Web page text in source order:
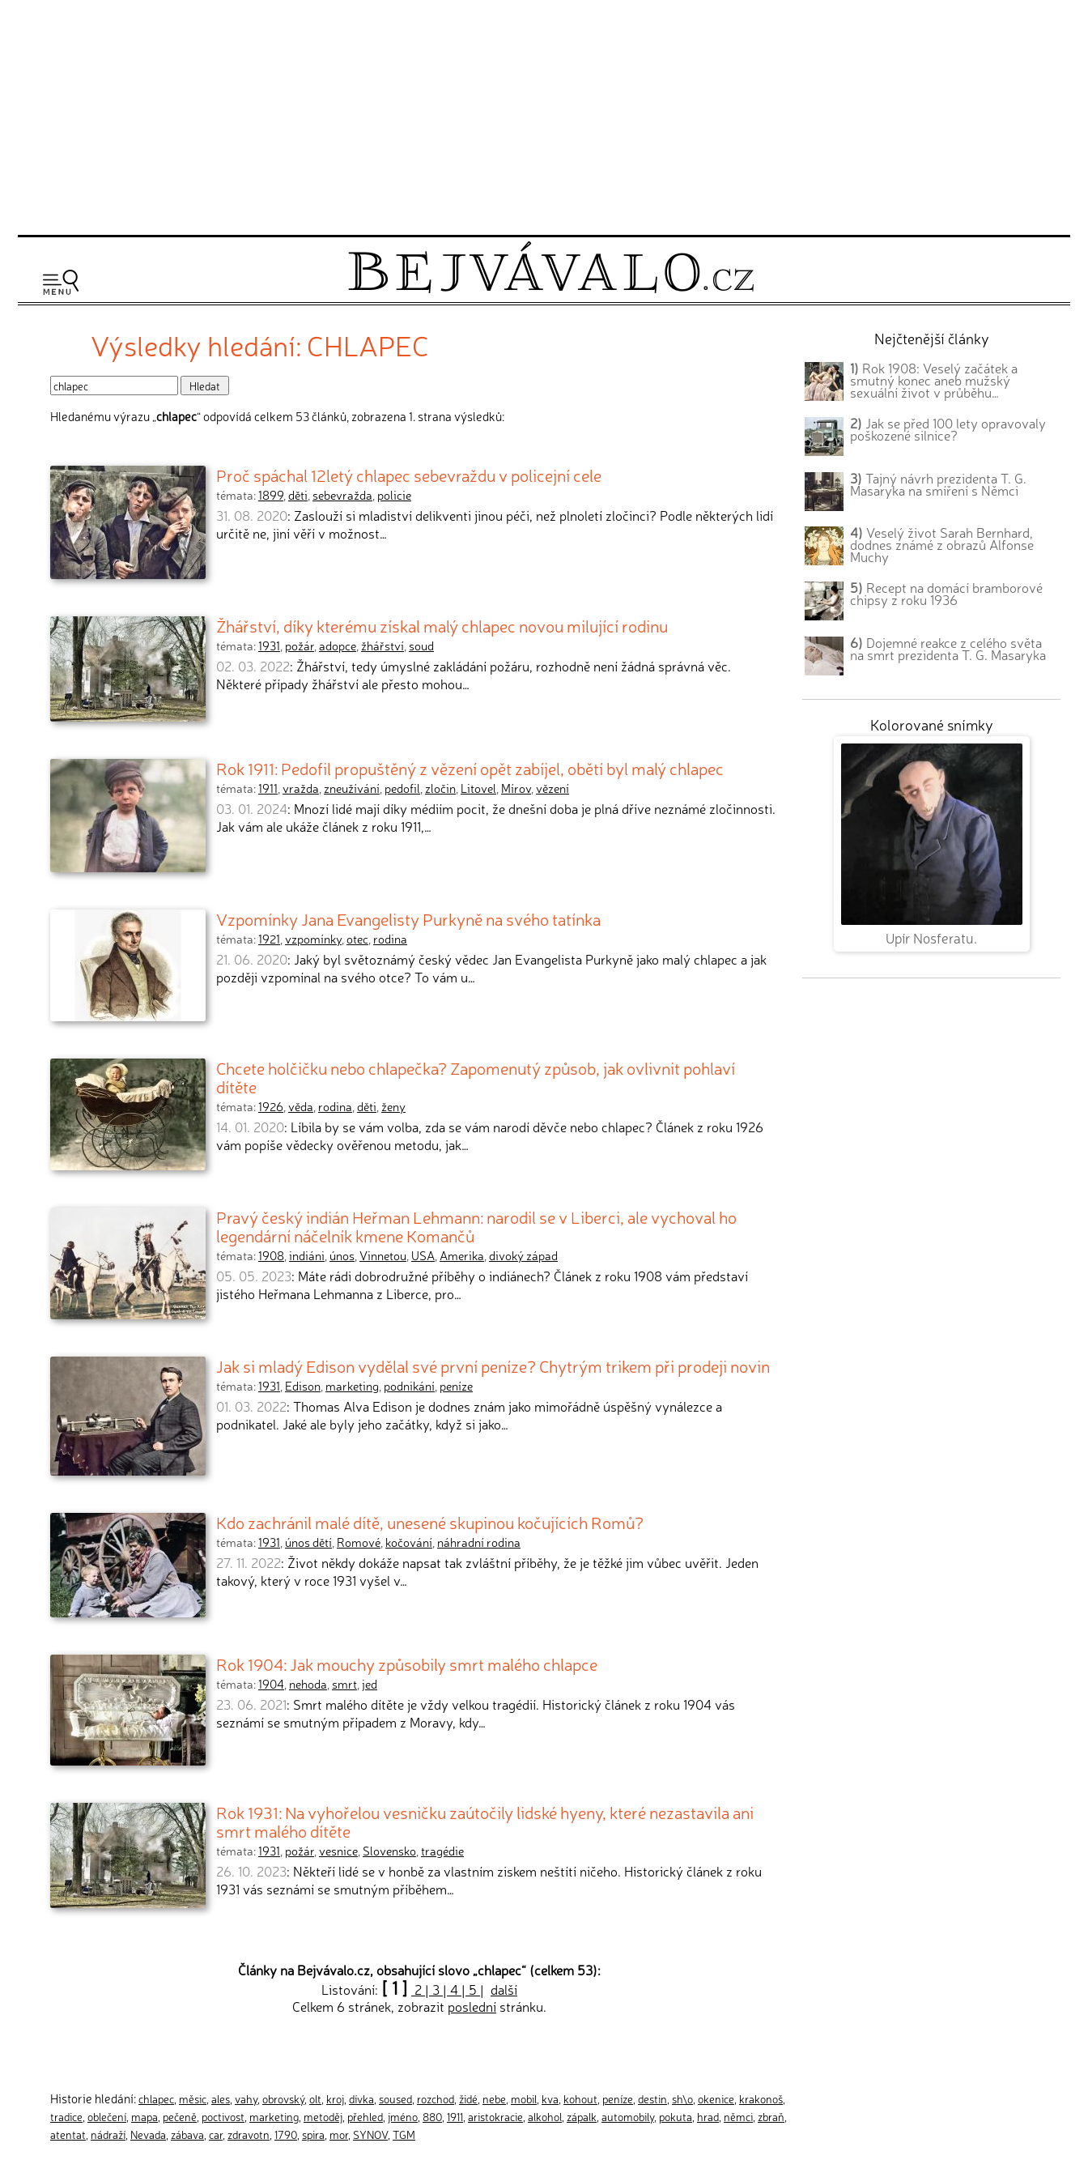
Výsledky hledání: CHLAPEC
Hledanému výrazu „chlapec“ odpovídá celkem 53 článků, zobrazena 1. strana výsledků:
Proč spáchal 12letý chlapec sebevraždu v policejní cele
témata:1899,děti, sebevražda, policie
31. 08. 2020: Zaslouží si mladiství delikventi jinou péči, než plnoletí zločinci? Podle některých lidí
určitě ne, jiní věří v možnost…
Žhářství, díky kterému získal malý chlapec novou milující rodinu
témata:1931, požár,adopce, žhářství, soud
02. 03. 2022: Žhářství, tedy úmyslné zakládání požáru, rozhodně není žádná správná věc.
Některé případy žhářství ale přesto mohou…
Rok 1911: Pedofil propuštěný z vězení opět zabíjel, obětí byl malý chlapec
témata:1911,vražda, zneužívání, pedofil, zločin, Litovel, Mírov,vězení
03. 01. 2024: Mnozí lidé mají díky médiím pocit, že dnešní doba je plná dříve neznámé zločinnosti.
Jak vám ale ukáže článek z roku 1911,…
Vzpomínky Jana Evangelisty Purkyně na svého tatínka
témata:1921,vzpomínky,otec, rodina
21. 06. 2020: Jaký byl světoznámý český vědec Jan Evangelista Purkyně jako malý chlapec a jak
později vzpomínal na svého otce? To vám u…
Chcete holčičku nebo chlapečka? Zapomenutý způsob, jak ovlivnit pohlaví
dítěte
témata:1926,věda, rodina,děti, ženy
14. 01. 2020: Líbila by se vám volba, zda se vám narodí děvče nebo chlapec? Článek z roku 1926
vám popíše vědecky ověřenou metodu, jak…
Pravý český indián Heřman Lehmann: narodil se v Liberci, ale vychoval ho
legendární náčelník kmene Komančů
témata:1908,indiáni, únos,Vinnetou, USA,Amerika,divoký západ
05. 05. 2023: Máte rádi dobrodružné příběhy o indiánech? Článek z roku 1908 vám představí
jistého Heřmana Lehmanna z Liberce, pro…
Jak si mladý Edison vydělal své první peníze? Chytrým trikem při prodeji novin
témata:1931, Edison, marketing, podnikání, peníze
01. 03. 2022: Thomas Alva Edison je dodnes znám jako mimořádně úspěšný vynálezce a
podnikatel. Jaké ale byly jeho začátky, když si jako…
Kdo zachránil malé dítě, unesené skupinou kočujících Romů?
témata:1931, únos dětí, Romové, kočování, náhradní rodina
27. 11. 2022: Život někdy dokáže napsat tak zvláštní příběhy, že je těžké jim vůbec uvěřit. Jeden
takový, který v roce 1931 vyšel v…
Rok 1904: Jak mouchy způsobily smrt malého chlapce
témata:1904, nehoda, smrt,jed
23. 06. 2021: Smrt malého dítěte je vždy velkou tragédií. Historický článek z roku 1904 vás
seznámí se smutným případem z Moravy, kdy…
Rok 1931: Na vyhořelou vesničku zaútočily lidské hyeny, které nezastavila ani
smrt malého dítěte
témata:1931, požár,vesnice, Slovensko,tragédie
26. 10. 2023: Někteří lidé se v honbě za vlastním ziskem neštítí ničeho. Historický článek z roku
1931 vás seznámí se smutným příběhem…
Články na Bejvávalo.cz, obsahující slovo „chlapec“ (celkem 53):
Listování: [ 1 ] 2 | 3 | 4 | 5 | další
Celkem 6 stránek, zobrazit poslední stránku.
Historie hledání:chlapec měsic ales vahy, obrovský, olt kroj dívka soused rozchod židé nebe mobil kva kohout peníze destin sh\o okenice krakonoš
tradice oblečení mapa pečeně poctivost marketing metoděj přehled jméno 880 1911 aristokracie alkohol zápalk automobily, pokuta hrad němci zbraň
atentat nádraží Nevada zábava car, zdravotn 1790 spira mor, SYNOV, TGM
Nejčtenější články
1) Rok 1908: Veselý začátek a
smutný konec aneb mužský
sexuální život v průběhu…
2) Jak se před 100 lety opravovaly
poškozené silnice?
3) Tajný návrh prezidenta T. G.
Masaryka na smíření s Němci
4) Veselý život Sarah Bernhard,
dodnes známé z obrazů Alfonse
Muchy
5) Recept na domácí bramborové
chipsy z roku 1936
6) Dojemné reakce z celého světa
na smrt prezidenta T. G. Masaryka
Kolorované snímky
Upír Nosferatu.